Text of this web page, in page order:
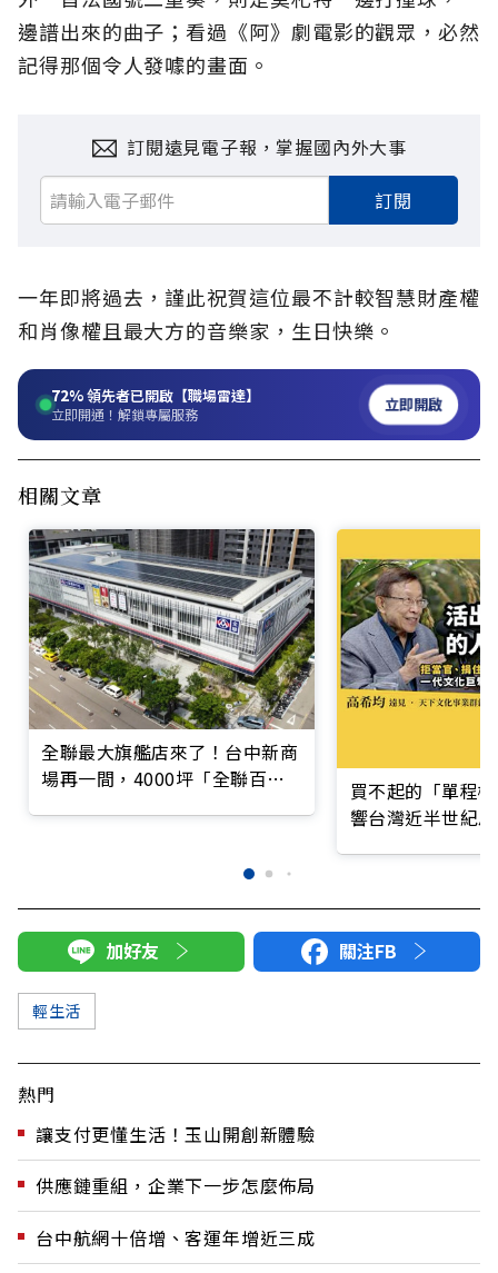
邊譜出來的曲子；看過《阿》劇電影的觀眾，必然
記得那個令人發噱的畫面。
訂閱遠見電子報，掌握國內外大事
訂閱
一年即將過去，謹此祝賀這位最不計較智慧財產權
和肖像權且最大方的音樂家，生日快樂。
72%領先者已開啟【職場雷達】
立即開通！解鎖專屬服務 立即開啟
相關文章
全聯最大旗艦店來了！台中新商
場再一間，4000坪「全聯百貨
買不起的「單程
響台灣近半世紀
加好友 關注FB
輕生活
熱門
讓支付更懂生活！玉山開創新體驗
供應鏈重組，企業下一步怎麼佈局
台中航網十倍增、客運年增近三成